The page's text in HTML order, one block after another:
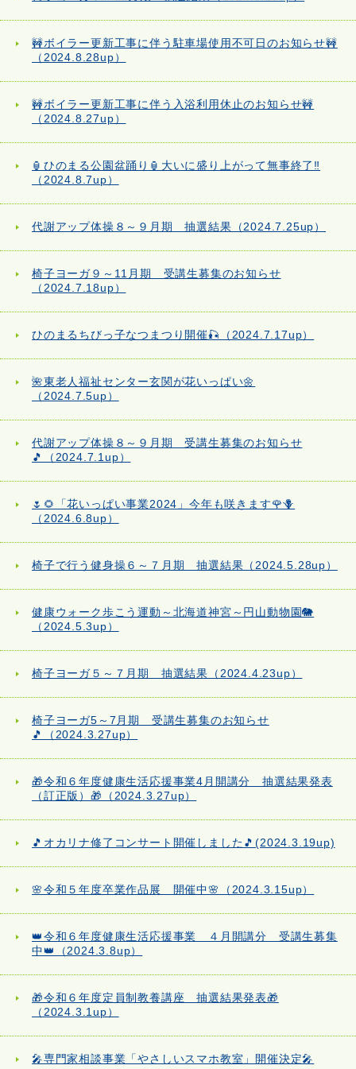
🚧ボイラー更新工事に伴う駐車場使用不可日のお知らせ🚧
（2024.8.28up）
🚧ボイラー更新工事に伴う入浴利用休止のお知らせ🚧
（2024.8.27up）
🏮ひのまる公園盆踊り🏮大いに盛り上がって無事終了‼
（2024.8.7up）
代謝アップ体操８～９月期 抽選結果（2024.7.25up）
椅子ヨーガ９～11月期 受講生募集のお知らせ
（2024.7.18up）
ひのまるちびっ子なつまつり開催🎣（2024.7.17up）
🌺東老人福祉センター玄関が花いっぱい🌼
（2024.7.5up）
代謝アップ体操８～９月期 受講生募集のお知らせ
🎵（2024.7.1up）
🌷🌻「花いっぱい事業2024」今年も咲きます🌹🪻
（2024.6.8up）
椅子で行う健身操６～７月期 抽選結果（2024.5.28up）
健康ウォーク歩こう運動～北海道神宮～円山動物園🐘
（2024.5.3up）
椅子ヨーガ５～７月期 抽選結果（2024.4.23up）
椅子ヨーガ5～7月期 受講生募集のお知らせ
🎵（2024.3.27up）
🎁令和６年度健康生活応援事業4月開講分 抽選結果発表
（訂正版）🎁（2024.3.27up）
🎵オカリナ修了コンサート開催しました🎵(2024.3.19up)
🌸令和５年度卒業作品展 開催中🌸（2024.3.15up）
👑令和６年度健康生活応援事業 ４月開講分 受講生募集
中👑（2024.3.8up）
🎁令和６年度定員制教養講座 抽選結果発表🎁
（2024.3.1up）
🎤専門家相談事業「やさしいスマホ教室」開催決定🎤